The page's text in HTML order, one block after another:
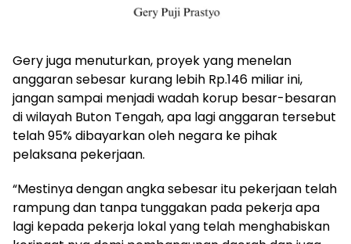
Gery juga menuturkan, proyek yang menelan
anggaran sebesar kurang lebih Rp.146 miliar ini,
jangan sampai menjadi wadah korup besar-besaran
di wilayah Buton Tengah, apa lagi anggaran tersebut
telah 95% dibayarkan oleh negara ke pihak
pelaksana pekerjaan.
“Mestinya dengan angka sebesar itu pekerjaan telah
rampung dan tanpa tunggakan pada pekerja apa
lagi kepada pekerja lokal yang telah menghabiskan